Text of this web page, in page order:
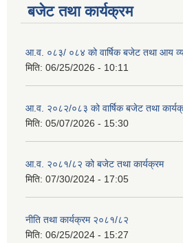
बजेट तथा कार्यक्रम
आ.व. ०८३/ ०८४ को वार्षिक बजेट तथा आय
मिति: 06/25/2026 - 10:11
आ.व. २०८२/०८३ को वार्षिक बजेट तथा
मिति: 05/07/2026 - 15:30
आ.व. २०८१/८२ को बजेट तथा कार्यक्रम
मिति: 07/30/2024 - 17:05
नीति तथा कार्यक्रम २०८१/८२
मिति: 06/25/2024 - 15:27